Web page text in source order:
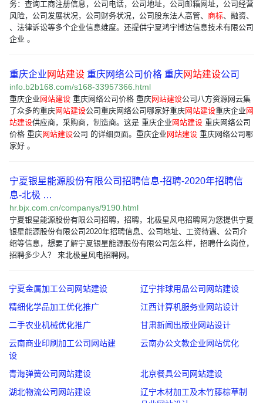
务：查询工商注册信息，公司电话，公司地址，公司邮箱网址，公司经营
风险，公司发展状况，公司财务状况，公司股东法人高管、 商标、融资、
、法律诉讼等多个企业信息维度。还提供宁夏鸿宇博达信息技术有限公司
企业 。
重庆企业 网站建设 重庆网络公司价格 重庆网站建设公司
info.b2b168.com/s168-33957366.html
重庆企业 网站建设 重庆网络公司价格 重庆网站建设公司八方资源网云集
了众多的重庆网站建设公司重庆网络公司哪家好重庆网站建设重庆企业 网
站建设供应商，采购商，制造商。这是 重庆企业 网站建设 重庆网络公司
价格 重庆网站建设公司 的详细页面。重庆企业 网站建设 重庆网络公司哪
家好 。
宁夏银星能源股份有限公司招聘信息-招聘-2020年招聘信
息-北极 …
hr.bjx.com.cn/companys/9190.html
宁夏银星能源股份有限公司招聘，招聘，北极星风电招聘网为您提供宁夏
银星能源股份有限公司2020年招聘信息、公司地址、工资待遇、公司介
绍等信息，想要了解宁夏银星能源股份有限公司怎么样，招聘什么岗位，
招聘多少人？ 来北极星风电招聘网。
宁夏金属加工公司网站建设
辽宁排球用品公司网站建设
精细化学品加工优化推广
江西计算机服务业网站设计
二手农业机械优化推广
甘肃新闻出版业网站设计
云南商业印刷加工公司网站建
设
云南办公文教企业网站优化
青海弹簧公司网站建设
北京餐具公司网站建设
湖北物流公司网站建设
辽宁木材加工及木竹藤棕草制